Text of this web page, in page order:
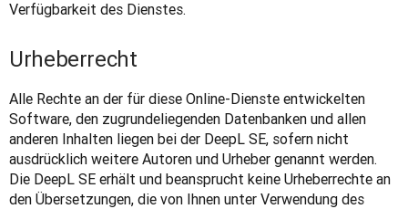
Verfügbarkeit des Dienstes.
Urheberrecht
Alle Rechte an der für diese Online-Dienste entwickelten
Software, den zugrundeliegenden Datenbanken und allen
anderen Inhalten liegen bei der DeepL SE, sofern nicht
ausdrücklich weitere Autoren und Urheber genannt werden.
Die DeepL SE erhält und beansprucht keine Urheberrechte an
den Übersetzungen, die von Ihnen unter Verwendung des